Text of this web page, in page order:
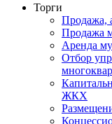
Торги
Продажа,
Продажа
Аренда
Отбор
ЖКХ